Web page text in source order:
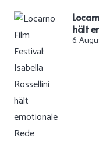
hält
6.